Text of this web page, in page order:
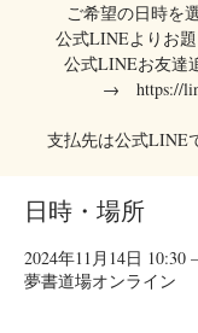
ご希望の日時を
公式LINEよりお
公式LINEお友達
→ https://
支払先は公式LINE
日時・場所
2024年11月14日 10:30
夢書道場オンライン